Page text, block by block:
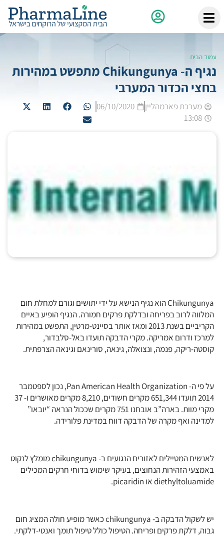
עמוד הבית
נגיף ה- Chikungunya מתפשט במהירות
בחצי הכדור המערבי
מערכת פארמהליין
06/10/2020
13:08
Chikungunya הוא נגיף הנישא על ידי יתושים וגורם למחלת חום
המלווה לרוב בפריחה ובדלקת פרקים חמורה. הנגיף הופיע באיים
הקריביים בשנת 2013 ומאז אותר בסיינט-מרטין, התפשט במהירות
למרכז ודרום אמריקה. מקרי הדבקה תועדו באל-סלבדור,
קוסטה-ריקה, פנמה, ונצואלה, גינאה, סורינאם וגינאה הצרפתית.
על פי ה- Pan American Health Organization, נכון לספטמבר
2014 תועדו 651,344 מקרים חשודים, 8,210 מקרים מאושרים ו- 37
מקרי מוות. בארה”ב אובחנו 751 מקרים שככול הנראה “יובאו”
למדינה ואף מקרה של הדבקה דווח במדינת פלורידה.
לאנשים המטיילים לאזורים הנגועים ב- chikungunya מומלץ לנקוט
באמצעי הזהירות הנחוצים, בעיקר שימוש בדוחי חרקים המכילים
diethyltoluamide או picaridin.
יש לשקול הדבקה ב- chikungunya כאשר מופיע חולה המציג חום
גבוה, דלקת פרקים ופריחה. הטיפול כולל טיפול תומך ואנטי-דלקתי.